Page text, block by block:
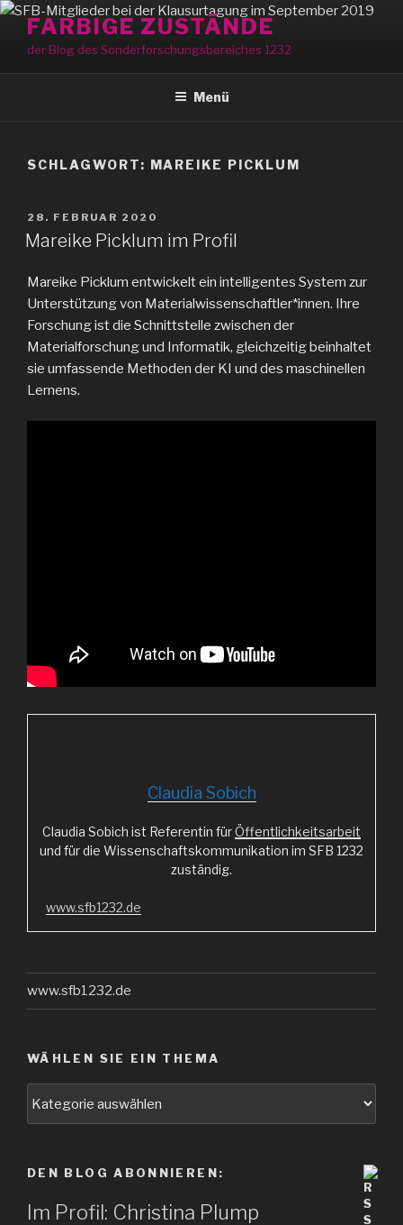
Zum
Inhalt
springen
FARBIGE ZUSTÄNDE
der Blog des Sonderforschungsbereiches 1232
Menü
SCHLAGWORT: MAREIKE PICKLUM
VERÖFFENTLICHT
AM
28. FEBRUAR 2020
Mareike Picklum im Profil
Mareike Picklum entwickelt ein intelligentes System zur
Unterstützung von Materialwissenschaftler*innen. Ihre
Forschung ist die Schnittstelle zwischen der
Materialforschung und Informatik, gleichzeitig beinhaltet
sie umfassende Methoden der KI und des maschinellen
Lernens.
Claudia Sobich
Claudia Sobich ist Referentin fürÖffentlichkeitsarbeit
und für die Wissenschaftskommunikation im SFB 1232
zuständig.
www.sfb1232.de
www.sfb1232.de
WÄHLEN SIE EIN THEMA
DEN BLOG ABONNIEREN:
Im Profil: Christina Plump